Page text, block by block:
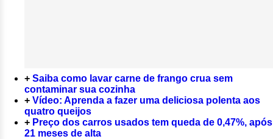
+ Saiba como lavar carne de frango crua sem
contaminar sua cozinha
+ Vídeo: Aprenda a fazer uma deliciosa polenta aos
quatro queijos
+ Preço dos carros usados tem queda de 0,47%, após
21 meses de alta